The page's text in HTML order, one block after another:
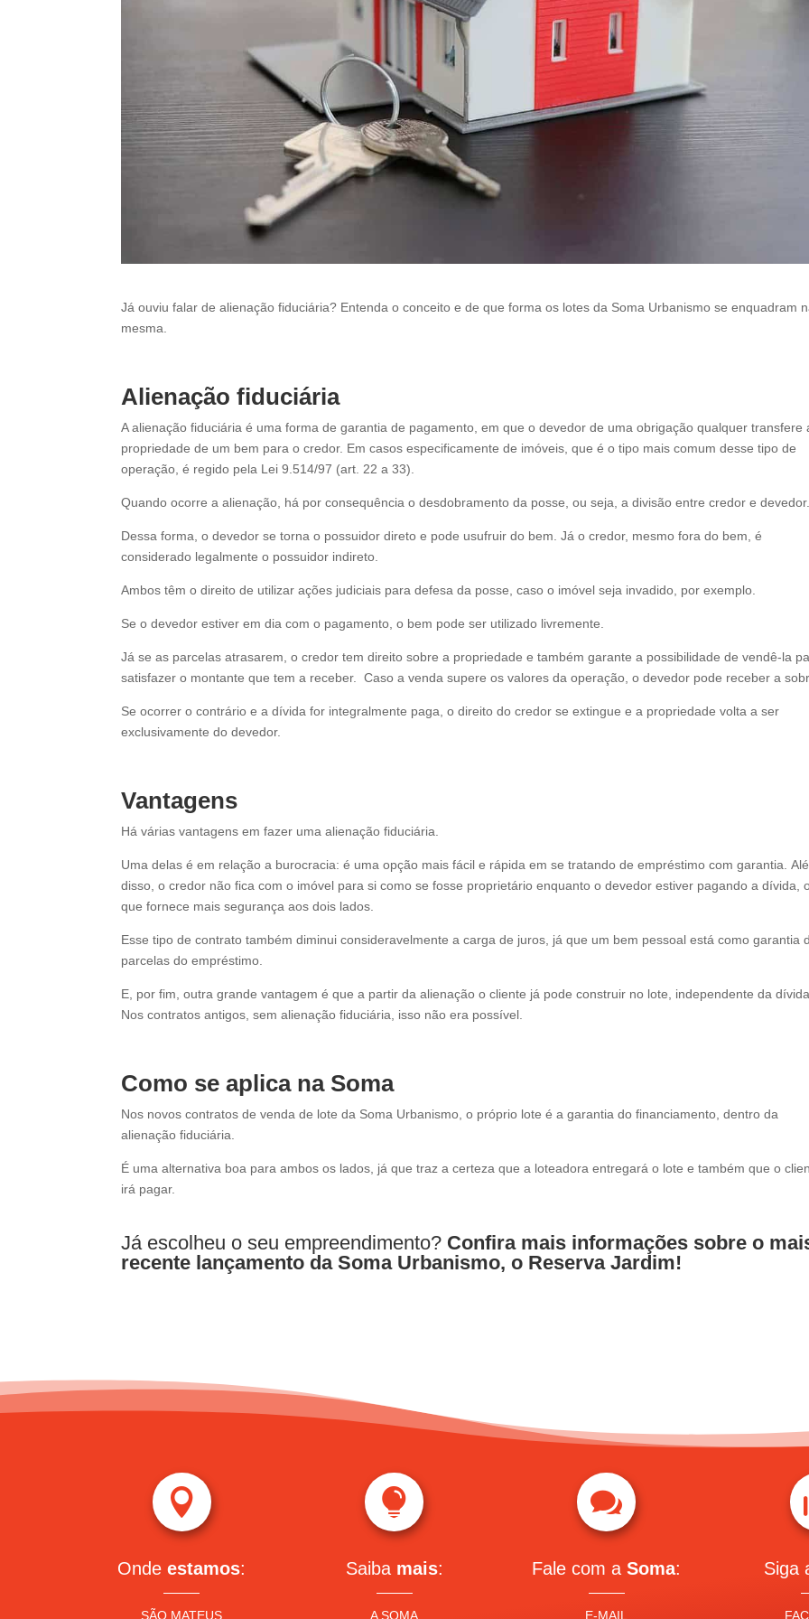
e
l
a
Já ouviu falar de alienação fiduciária? Entenda o conceito e de que forma os lotes da Soma Urbanismo se enquadram
mesma.
Alienação fiduciária
A alienação fiduciária é uma forma de garantia de pagamento, em que o devedor de uma obrigação qualquer transfere
propriedade de um bem para o credor. Em casos especificamente de imóveis, que é o tipo mais comum desse tipo de
operação, é regido pela Lei 9.514/97 (art. 22 a 33).
Quando ocorre a alienação, há por consequência o desdobramento da posse, ou seja, a divisão entre credor e devedor.
Dessa forma, o devedor se torna o possuidor direto e pode usufruir do bem. Já o credor, mesmo fora do bem, é
considerado legalmente o possuidor indireto.
Ambos têm o direito de utilizar ações judiciais para defesa da posse, caso o imóvel seja invadido, por exemplo.
Se o devedor estiver em dia com o pagamento, o bem pode ser utilizado livremente.
Já se as parcelas atrasarem, o credor tem direito sobre a propriedade e também garante a possibilidade de vendê-la
satisfazer o montante que tem a receber. Caso a venda supere os valores da operação, o devedor pode receber a
Se ocorrer o contrário e a dívida for integralmente paga, o direito do credor se extingue e a propriedade volta a ser
exclusivamente do devedor.
Vantagens
Há várias vantagens em fazer uma alienação fiduciária.
Uma delas é em relação a burocracia: é uma opção mais fácil e rápida em se tratando de empréstimo com garantia.
disso, o credor não fica com o imóvel para si como se fosse proprietário enquanto o devedor estiver pagando a dívida,
que fornece mais segurança aos dois lados.
Esse tipo de contrato também diminui consideravelmente a carga de juros, já que um bem pessoal está como garantia
parcelas do empréstimo.
E, por fim, outra grande vantagem é que a partir da alienação o cliente já pode construir no lote, independente da dívida.
Nos contratos antigos, sem alienação fiduciária, isso não era possível.
Como se aplica na Soma
Nos novos contratos de venda de lote da Soma Urbanismo, o próprio lote é a garantia do financiamento, dentro da
alienação fiduciária.
É uma alternativa boa para ambos os lados, já que traz a certeza que a loteadora entregará o lote e também que o
irá pagar.
Já escolheu o seu empreendimento? Confira mais informações sobre o
recente lançamento da Soma Urbanismo, o Reserva Jardim!

Ondeestamos:
SÃO MATEUS

Saiba mais:
A SOMA

Fale com aSoma:
E-MAIL
Siga